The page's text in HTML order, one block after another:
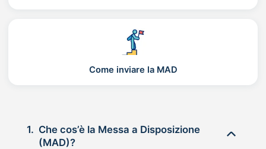
Come inviare la MAD
1. Che cos’è la Messa a Disposizione
(MAD)?